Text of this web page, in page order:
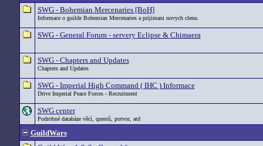
SWG - Bohemian Mercenaries [BoH]
Informace o guilde Bohemian Mercenaries a prijimani novych clenu.
SWG - General Forum - servery Eclipse & Chimaera
SWG - Chapters and Updates
Chapters and Updates
SWG - Imperial High Command ( IHC ) Informace
Drive Imperial Peace Forces - Recruitment
SWG center
Podrobné databáze věcí, questů, potvor, atd
GuildWars